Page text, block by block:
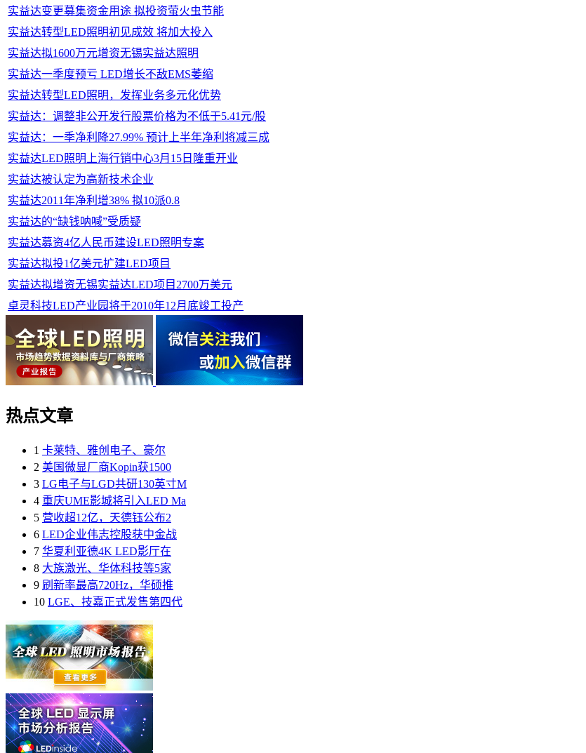
实益达变更募集资金用途 拟投资萤火虫节能
实益达转型LED照明初见成效 将加大投入
实益达拟1600万元增资无锡实益达照明
实益达一季度预亏 LED增长不敌EMS萎缩
实益达转型LED照明，发挥业务多元化优势
实益达：调整非公开发行股票价格为不低于5.41元/股
实益达：一季净利降27.99% 预计上半年净利将减三成
实益达LED照明上海行销中心3月15日隆重开业
实益达被认定为高新技术企业
实益达2011年净利增38% 拟10派0.8
实益达的“缺钱呐喊”受质疑
实益达募资4亿人民币建设LED照明专案
实益达拟投1亿美元扩建LED项目
实益达拟增资无锡实益达LED项目2700万美元
卓灵科技LED产业园将于2010年12月底竣工投产
热点文章
1 卡莱特、雅创电子、豪尔
2 美国微显厂商Kopin获1500
3 LG电子与LGD共研130英寸M
4 重庆UME影城将引入LED Ma
5 营收超12亿，天德钰公布2
6 LED企业伟志控股获中金战
7 华夏利亚德4K LED影厅在
8 大族激光、华体科技等5家
9 刷新率最高720Hz，华硕推
10 LGE、技嘉正式发售第四代